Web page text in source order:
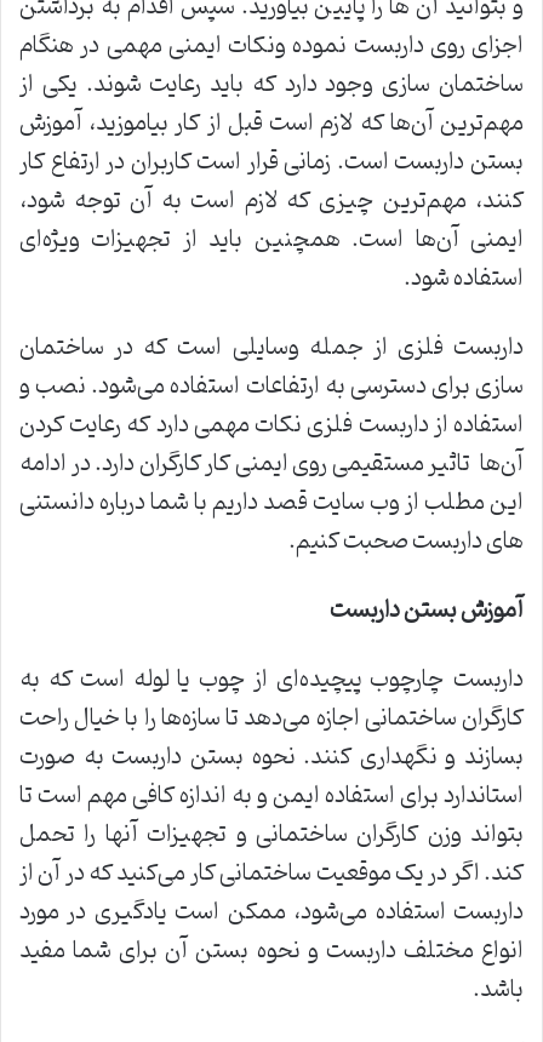
اجزای روی داربست نموده ونکات ایمنی مهمی در هنگام
ساختمان سازی وجود دارد که باید رعایت شوند. یکی از
مهم‌ترین آن‌ها که لازم است قبل از کار بیاموزید، آموزش
بستن داربست است. زمانی قرار است کاربران در ارتفاع کار
کنند، مهم‌ترین چیزی که لازم است به آن توجه شود،
ایمنی آن‌ها است. همچنین باید از تجهیزات ویژه‌ای
استفاده شود.
داربست فلزی از جمله وسایلی است که در ساختمان
سازی برای دسترسی به ارتفاعات استفاده می‌شود. نصب و
استفاده از داربست فلزی نکات مهمی دارد که رعایت کردن
آن‌ها تاثیر مستقیمی روی ایمنی کار کارگران دارد. در ادامه
این مطلب از وب سایت قصد داریم با شما درباره دانستنی
های داربست صحبت کنیم.
آموزش بستن داربست
داربست چارچوب پیچیده‌ای از چوب یا لوله است که به
کارگران ساختمانی اجازه می‌دهد تا سازه‌ها را با خیال راحت
بسازند و نگهداری کنند. نحوه بستن داربست به صورت
استاندارد برای استفاده ایمن و به اندازه کافی مهم است تا
بتواند وزن کارگران ساختمانی و تجهیزات آنها را تحمل
کند. اگر در یک موقعیت ساختمانی کار می‌کنید که در آن از
داربست استفاده می‌شود، ممکن است یادگیری در مورد
انواع مختلف داربست و نحوه بستن آن برای شما مفید
باشد.